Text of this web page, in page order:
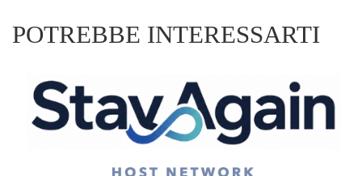
POTREBBE INTERESSARTI